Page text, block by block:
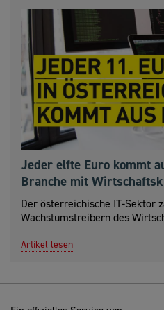
Jeder elfte Euro kommt
Branche mit
Der österreichische IT-Sektor
Wachstumstreibern des
Artikel lesen